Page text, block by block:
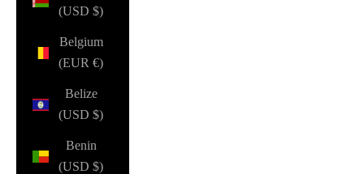
(USD $)
Belgium
(EUR €)
Belize
(USD $)
Benin
(USD $)